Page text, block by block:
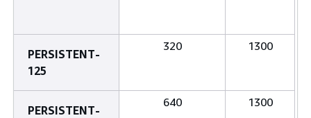
PERSISTENT-
125
320 1300
PERSISTENT-
640 1300